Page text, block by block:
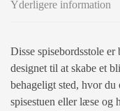
Yderligere information
Disse spisebordsstole
designet til at skabe et
behageligt sted, hvor
spisestuen eller læse og